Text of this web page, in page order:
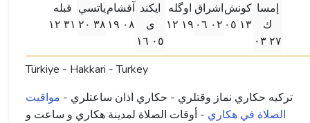
إمسا
ك
۲٧ ۰۳
كونش
۱۳ ۰٥
اشراق
۰۲ ۰٦
اوگله
۱٩ ۱۲
ايكند
ى
۰٥ ۱٦
آقشام
۰٨ ۱٩
ياتسي
۳٨ ۲۰
قبله
۳۱ ۱۲
Türkiye - Hakkari - Turkey
ترکیه حكاري نماز وقتلري - حكاري اذان ساعتلري - مواقيت
الصلاة في هكاري - أوقات الصلاة لمدينة هكاري و ساعت و